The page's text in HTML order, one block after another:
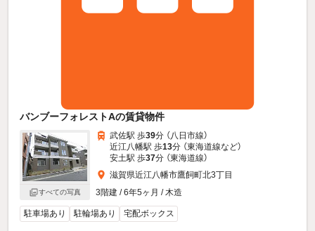
バンブーフォレストAの賃貸物件
すべての写真
武佐駅 歩39分 （八日市線）
近江八幡駅 歩13分 （東海道線など）
安土駅 歩37分 （東海道線）
滋賀県近江八幡市鷹飼町北3丁目
3階建 / 6年5ヶ月 / 木造
駐車場あり 駐輪場あり 宅配ボックス